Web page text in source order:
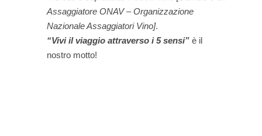
Assaggiatore ONAV – Organizzazione
Nazionale Assaggiatori Vino].
“Vivi il viaggio attraverso i 5 sensi” è il
nostro motto!